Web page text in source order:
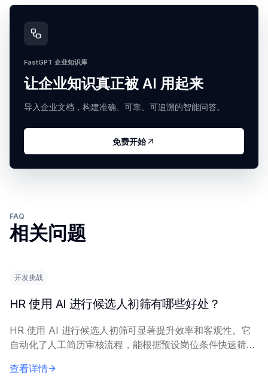
FastGPT 企业知识库
让企业知识真正被 AI 用起来
导入企业文档，构建准确、可靠、可追溯的智能问答。
免费开始
FAQ
相关问题
开发挑战
HR 使用 AI 进行候选人初筛有哪些好处？
HR 使用 AI 进行候选人初筛可显著提升效率和客观性。它
自动化了人工简历审核流程，能根据预设岗位条件快速筛选
步评估标准化，免受人工疲劳或无意...
查看详情